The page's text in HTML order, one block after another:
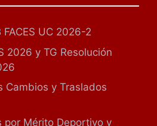
UC 2026-2
2026 y TG Resolución
Cambios y Traslados
por Mérito Deportivo y